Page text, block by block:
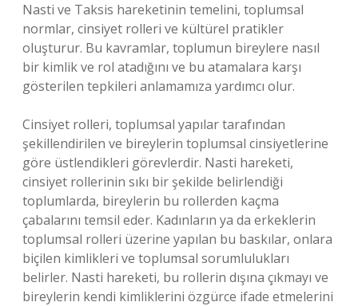
Nasti ve Taksis hareketinin temelini, toplumsal
normlar, cinsiyet rolleri ve kültürel pratikler
oluşturur. Bu kavramlar, toplumun bireylere nasıl
bir kimlik ve rol atadığını ve bu atamalara karşı
gösterilen tepkileri anlamamıza yardımcı olur.
Cinsiyet rolleri, toplumsal yapılar tarafından
şekillendirilen ve bireylerin toplumsal cinsiyetlerine
göre üstlendikleri görevlerdir. Nasti hareketi,
cinsiyet rollerinin sıkı bir şekilde belirlendiği
toplumlarda, bireylerin bu rollerden kaçma
çabalarını temsil eder. Kadınların ya da erkeklerin
toplumsal rolleri üzerine yapılan bu baskılar, onlara
biçilen kimlikleri ve toplumsal sorumlulukları
belirler. Nasti hareketi, bu rollerin dışına çıkmayı ve
bireylerin kendi kimliklerini özgürce ifade etmelerini